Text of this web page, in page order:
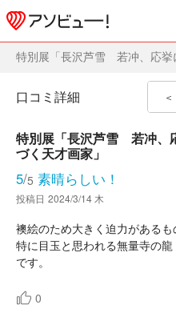
特別展「長沢芦雪 若冲、応挙
口コミ詳細
特別展「長沢芦雪　若冲、
づく天才画家」
5/5 素晴らしい！
投稿日 2024/3/14 木
襖絵のため大きく迫力があるも
特に目玉と思われる無量寺の
です。
0